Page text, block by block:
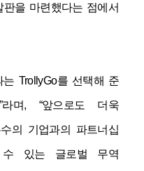
을 마련했다는 점에서
는 TrollyGo를 선택해 준
라며, “앞으로도 더욱
의 기업과의 파트너십
있는 글로벌 무역